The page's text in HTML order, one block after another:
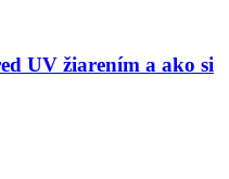
UV žiarením a ako si